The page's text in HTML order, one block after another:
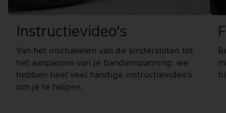
Instructievideo's
Van het inschakelen van de kindersloten tot
het aanpassen van je bandenspanning: we
hebben heel veel handige instructievideo's
om je te helpen.